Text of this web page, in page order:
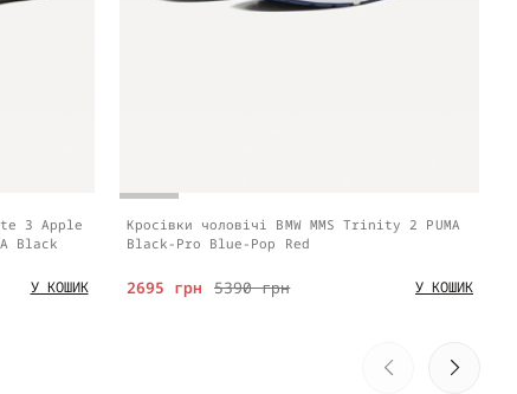
3 Apple
Black
У КОШИК
Кросівки чоловічі BMW MMS Trinity 2 PUMA
Black-Pro Blue-Pop Red
5390 грн
2695 грн У КОШИК